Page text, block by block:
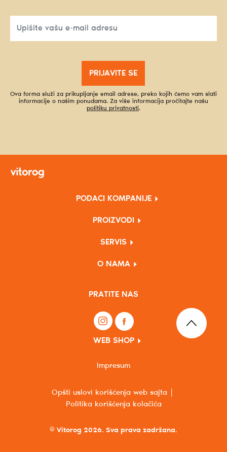
PRIJAVITE SE
Ova forma služi za prikupljanje email adrese, preko kojih ćemo vam slati
informacije o našim ponudama. Za više informacija pročitajte našu
politiku privatnosti.
PODACI KOMPANIJE
PROIZVODI
SERVIS
O NAMA
PRATITE NAS
WEB SHOP
© Vitorog 2026. Sva prava zadržana.
Opšti uslovi korišćenja web sajta
Politika korišćenja kolačića
Impresum